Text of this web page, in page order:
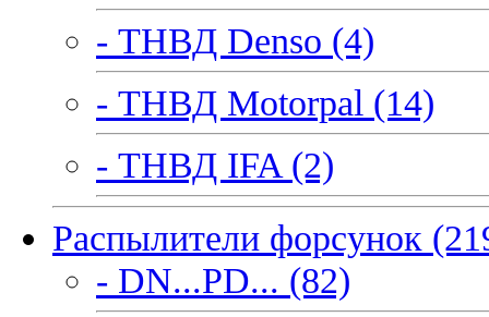
- ТНВД Denso (4)
- ТНВД Motorpal (14)
- ТНВД IFA (2)
Распылители форсунок
- DN...PD... (82)